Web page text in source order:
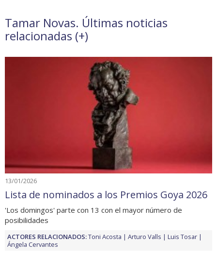
Tamar Novas. Últimas noticias
relacionadas (+)
13/01/2026
Lista de nominados a los Premios Goya 2026
'​​Los domingos' parte con 13 con el mayor número de
posibilidades
ACTORES RELACIONADOS:Toni Acosta Arturo Valls
Luis Tosar
Ángela Cervantes